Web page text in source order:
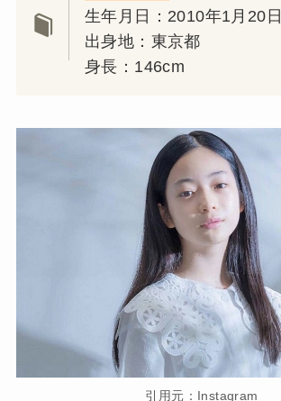
生年月日：2010年1月20日
出身地：東京都
身長：146cm
引用元：Instagram